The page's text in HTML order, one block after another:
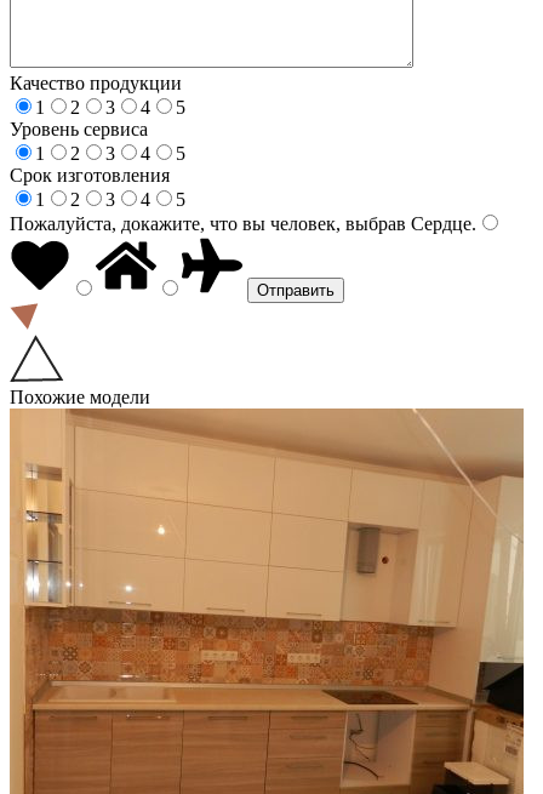
Качество продукции
1
2 3 4
5
Уровень сервиса
1
2 3 4
5
Срок изготовления
1
2 3 4
5
Пожалуйста, докажите, что вы человек, выбрав Сердце.
Похожие модели